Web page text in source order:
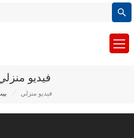
فيديو
/ فيديو منزلي